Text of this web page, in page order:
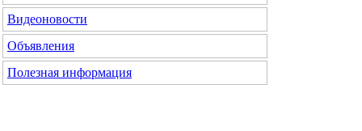
Видеоновости
Объявления
Полезная информация